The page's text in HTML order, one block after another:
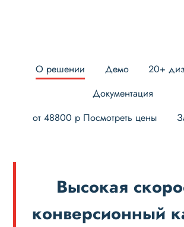
О решении Демо
20+
Документация
от 48800 р Посмотреть цены
Высокая
конверсионный